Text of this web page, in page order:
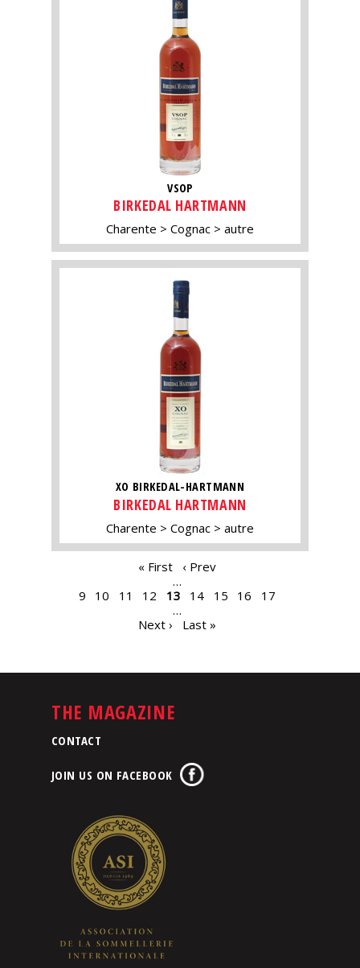
VSOP
BIRKEDAL HARTMANN
Charente Cognac autre
XO BIRKEDAL-HARTMANN
BIRKEDAL HARTMANN
Charente Cognac autre
« First
‹ Prev
…
9
10 11 12 13 14 15 16
17
…
Next ›
Last »
THE MAGAZINE
CONTACT
JOIN US ON FACEBOOK